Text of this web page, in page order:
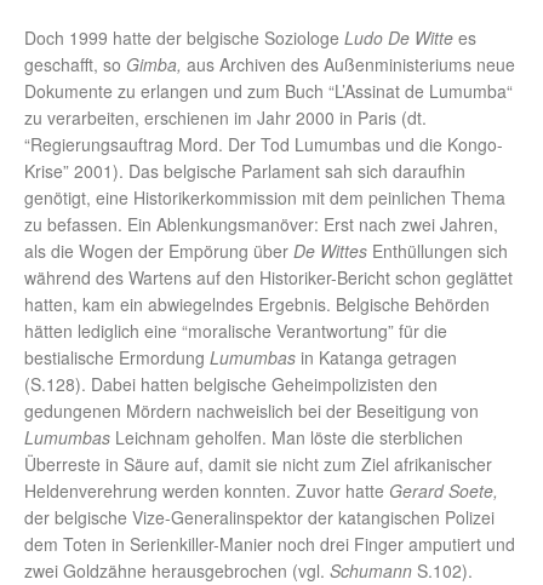
Doch 1999 hatte der belgische Soziologe Ludo De Witte es
geschafft, so Gimba, aus Archiven des Außenministeriums neue
Dokumente zu erlangen und zum Buch “L’Assinat de Lumumba“
zu verarbeiten, erschienen im Jahr 2000 in Paris (dt.
“Regierungsauftrag Mord. Der Tod Lumumbas und die Kongo-
Krise” 2001). Das belgische Parlament sah sich daraufhin
genötigt, eine Historikerkommission mit dem peinlichen Thema
zu befassen. Ein Ablenkungsmanöver: Erst nach zwei Jahren,
als die Wogen der Empörung über De Wittes Enthüllungen sich
während des Wartens auf den Historiker-Bericht schon geglättet
hatten, kam ein abwiegelndes Ergebnis. Belgische Behörden
hätten lediglich eine “moralische Verantwortung” für die
bestialische Ermordung Lumumbas in Katanga getragen
(S.128). Dabei hatten belgische Geheimpolizisten den
gedungenen Mördern nachweislich bei der Beseitigung von
Lumumbas Leichnam geholfen. Man löste die sterblichen
Überreste in Säure auf, damit sie nicht zum Ziel afrikanischer
Heldenverehrung werden konnten. Zuvor hatte Gerard Soete,
der belgische Vize-Generalinspektor der katangischen Polizei
dem Toten in Serienkiller-Manier noch drei Finger amputiert und
zwei Goldzähne herausgebrochen (vgl. Schumann S.102).